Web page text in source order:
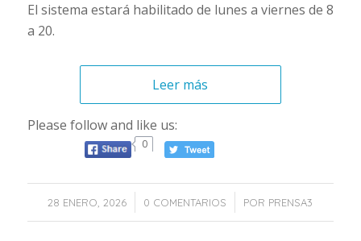
El sistema estará habilitado de lunes a viernes de 8
a 20.
Leer más
Please follow and like us:
0
28 ENERO, 2026
/ 0 COMENTARIOS
/ POR PRENSA3